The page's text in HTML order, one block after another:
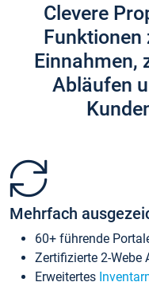
Clevere
Funktionen
Einnahmen,
Abläufen
Mehrfach
60+ führende
Zertifizierte 2-Webe
Erweitertes